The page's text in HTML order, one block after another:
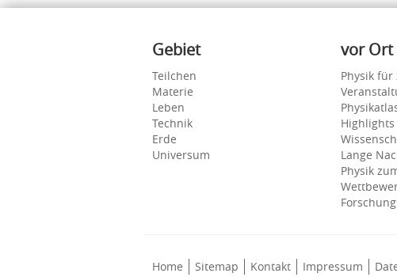
Inhalte
Gebiet
Teilchen
Materie
Leben
Technik
Erde
Universum
vor Ort
Physik für
Lange
Physik
Home Sitemap Kontakt Impressum